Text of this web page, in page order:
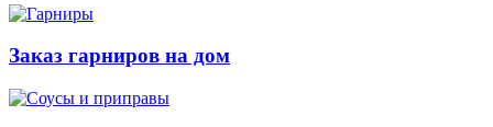
Заказ гарниров на дом